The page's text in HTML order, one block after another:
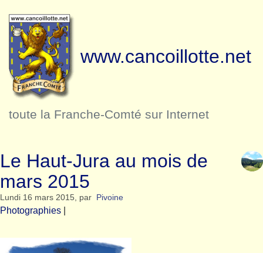
www.cancoillotte.net
toute la Franche-Comté sur Internet
Le Haut-Jura au mois de
mars 2015
Lundi 16 mars 2015, par Pivoine
Photographies